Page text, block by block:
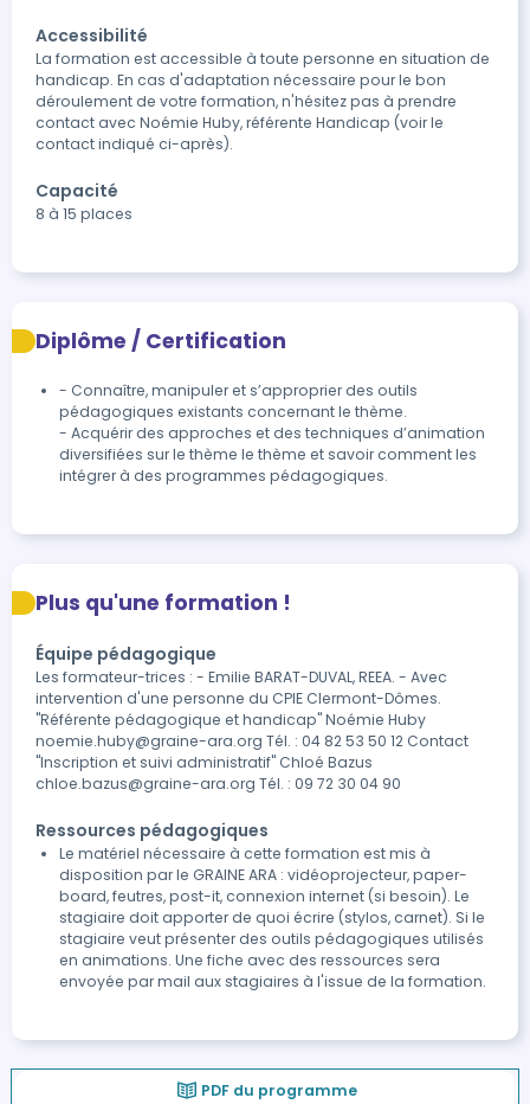
Accessibilité
La formation est accessible à toute personne en situation de
handicap. En cas d'adaptation nécessaire pour le bon
déroulement de votre formation, n'hésitez pas à prendre
contact avec Noémie Huby, référente Handicap (voir le
contact indiqué ci-après).
Capacité
8 à 15 places
Diplôme / Certification
- Connaître, manipuler et s’approprier des outils
pédagogiques existants concernant le thème.
- Acquérir des approches et des techniques d’animation
diversifiées sur le thème le thème et savoir comment les
intégrer à des programmes pédagogiques.
Plus qu'une formation !
Équipe pédagogique
Les formateur-trices : - Emilie BARAT-DUVAL, REEA. - Avec
intervention d'une personne du CPIE Clermont-Dômes.
"Référente pédagogique et handicap" Noémie Huby
noemie.huby@graine-ara.org Tél. : 04 82 53 50 12 Contact
"Inscription et suivi administratif" Chloé Bazus
chloe.bazus@graine-ara.org Tél. : 09 72 30 04 90
Ressources pédagogiques
Le matériel nécessaire à cette formation est mis à
disposition par le GRAINE ARA : vidéoprojecteur, paper-
board, feutres, post-it, connexion internet (si besoin). Le
stagiaire doit apporter de quoi écrire (stylos, carnet). Si le
stagiaire veut présenter des outils pédagogiques utilisés
en animations. Une fiche avec des ressources sera
envoyée par mail aux stagiaires à l'issue de la formation.
PDF du programme